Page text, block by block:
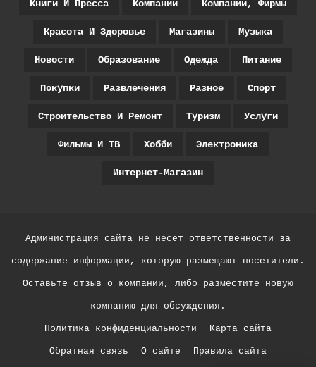
Книги И Пресса Компании Компании, Фирмы
Красота И Здоровье Магазины Музыка
Новости Образование Одежда Питание
Покупки Развлечения Разное Спорт
Строительство И Ремонт Туризм Услуги
Фильмы И ТВ Хобби Электроника
Интернет-Магазин
Администрация сайта не несет ответственности за
содержание информации, которую размещают посетители.
Оставьте отзыв о компании, либо разместите новую
компанию для обсуждения.
Политика конфиденциальности Карта сайта
Обратная связь О сайте Правила сайта